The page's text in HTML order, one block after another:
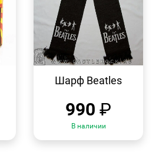
ПРОСМОТР
Шарф Beatles
990 ₽
В наличии